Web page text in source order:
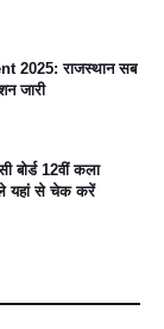
2025: राजस्थान सब
जारी
12वीं कला
यहां से चेक करें